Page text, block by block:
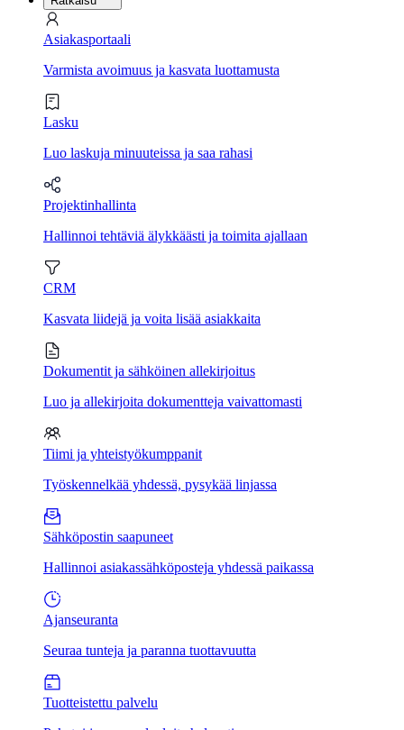
Asiakasportaali
Varmista avoimuus ja kasvata luottamusta
Lasku
Luo laskuja minuuteissa ja saa rahasi
Projektinhallinta
Hallinnoi tehtäviä älykkäästi ja toimita ajallaan
CRM
Kasvata liidejä ja voita lisää asiakkaita
Dokumentit ja sähköinen allekirjoitus
Luo ja allekirjoita dokumentteja vaivattomasti
Tiimi ja yhteistyökumppanit
Työskennelkää yhdessä, pysykää linjassa
Sähköpostin saapuneet
Hallinnoi asiakassähköposteja yhdessä paikassa
Ajanseuranta
Seuraa tunteja ja paranna tuottavuutta
Tuotteistettu palvelu